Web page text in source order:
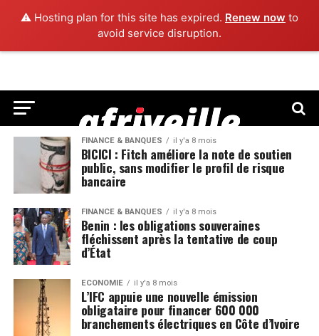
⚠️ Hosting plan for this site has expired. Renew now to
avoid service disruption.
FINANCE & BANQUES il y'a 8 mois
BICICI : Fitch améliore la note de soutien
public, sans modifier le profil de risque
bancaire
FINANCE & BANQUES il y'a 8 mois
Benin : les obligations souveraines
fléchissent après la tentative de coup
d’État
ECONOMIE il y'a 8 mois
L’IFC appuie une nouvelle émission
obligataire pour financer 600 000
branchements électriques en Côte d’Ivoire